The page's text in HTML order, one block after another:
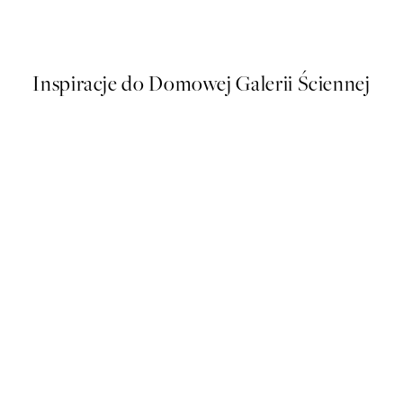
Inspiracje do Domowej Galerii Ściennej